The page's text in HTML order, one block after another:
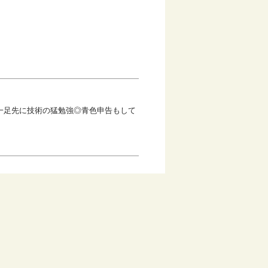
先に技術の猛勉強◎青色申告もして